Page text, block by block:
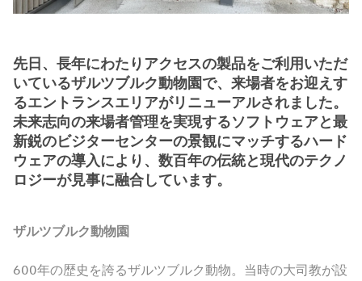
先日、長年にわたりアクセスの製品をご利用いただ
いているザルツブルク動物園で、来場者をお迎えす
るエントランスエリアがリニューアルされました。
未来志向の来場者管理を実現するソフトウェアと最
新鋭のビジターセンターの景観にマッチするハード
ウェアの導入により、数百年の伝統と現代のテクノ
ロジーが見事に融合しています。
ザルツブルク動物園
600年の歴史を誇るザルツブルク動物。当時の大司教が設